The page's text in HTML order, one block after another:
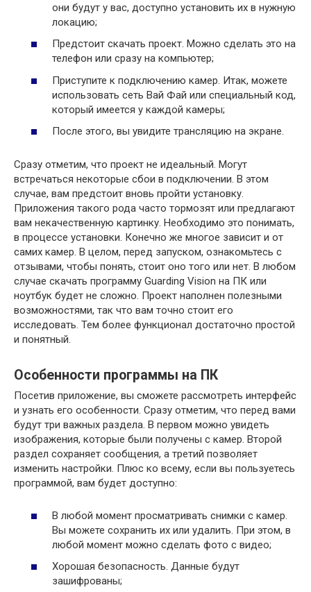
они будут у вас, доступно установить их в нужную
локацию;
Предстоит скачать проект. Можно сделать это на
телефон или сразу на компьютер;
Приступите к подключению камер. Итак, можете
использовать сеть Вай Фай или специальный код,
который имеется у каждой камеры;
После этого, вы увидите трансляцию на экране.
Сразу отметим, что проект не идеальный. Могут
встречаться некоторые сбои в подключении. В этом
случае, вам предстоит вновь пройти установку.
Приложения такого рода часто тормозят или предлагают
вам некачественную картинку. Необходимо это понимать,
в процессе установки. Конечно же многое зависит и от
самих камер. В целом, перед запуском, ознакомьтесь с
отзывами, чтобы понять, стоит оно того или нет. В любом
случае скачать программу Guarding Vision на ПК или
ноутбук будет не сложно. Проект наполнен полезными
возможностями, так что вам точно стоит его
исследовать. Тем более функционал достаточно простой
и понятный.
Особенности программы на ПК
Посетив приложение, вы сможете рассмотреть интерфейс
и узнать его особенности. Сразу отметим, что перед вами
будут три важных раздела. В первом можно увидеть
изображения, которые были получены с камер. Второй
раздел сохраняет сообщения, а третий позволяет
изменить настройки. Плюс ко всему, если вы пользуетесь
программой, вам будет доступно:
В любой момент просматривать снимки с камер.
Вы можете сохранить их или удалить. При этом, в
любой момент можно сделать фото с видео;
Хорошая безопасность. Данные будут
зашифрованы;